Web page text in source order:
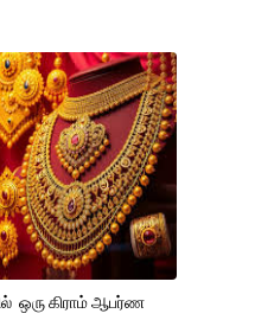
ஒரு கிராம் ஆபர்ண